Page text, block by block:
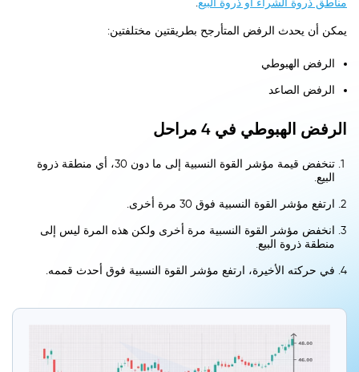
يمكن أن يحدث الرفض المتأرجح بطريقتين مختلفتين:
الرفض الهبوطي
الرفض الصاعد
الرفض الهبوطي في 4 مراحل
تنخفض قيمة مؤشر القوة النسبية إلى ما دون 30، أي منطقة ذروة
البيع.
ارتفع مؤشر القوة النسبية فوق 30 مرة أخرى.
انخفض مؤشر القوة النسبية مرة أخرى ولكن هذه المرة ليس إلى
منطقة ذروة البيع.
في حركته الأخيرة، ارتفع مؤشر القوة النسبية فوق أحدث قممه.